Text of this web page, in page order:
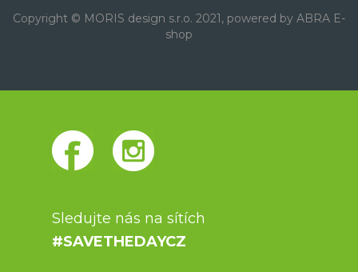
Copyright © MORIS design s.r.o. 2021, powered by ABRA E-
shop
Sledujte nás na sítích
#SAVETHEDAYCZ